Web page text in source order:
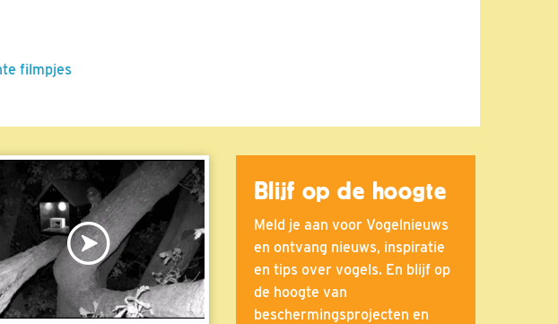
filmpjes
Blijf op de hoogte
Meld je aan voor Vogelnieuws
en ontvang nieuws, inspiratie
en tips over vogels. En blijf op
de hoogte van
beschermingsprojecten en